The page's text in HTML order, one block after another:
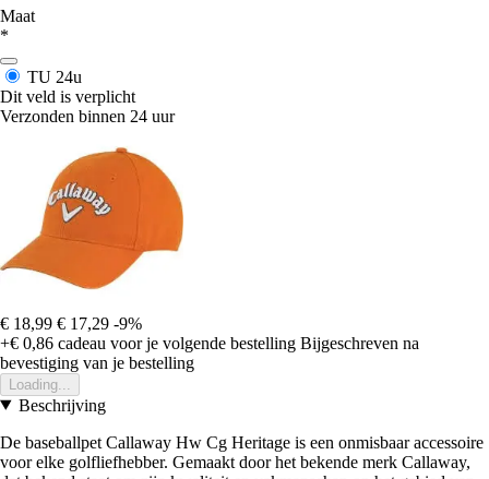
Maat
*
TU 24u
Dit veld is verplicht
Verzonden binnen 24 uur
€ 18,99 € 17,29 -9%
+€ 0,86 cadeau voor je volgende bestelling Bijgeschreven na
bevestiging van je bestelling
Loading...
Beschrijving
De baseballpet Callaway Hw Cg Heritage is een onmisbaar accessoire
voor elke golfliefhebber. Gemaakt door het bekende merk Callaway,